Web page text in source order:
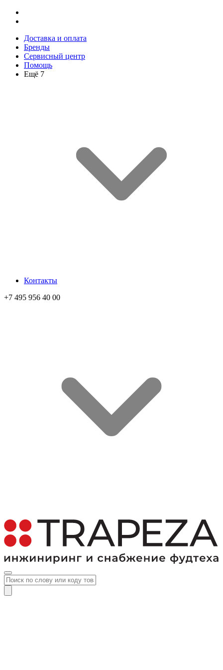
Доставка и оплата
Бренды
Сервисный центр
Помощь
Ещё 7
Контакты
+7 495 956 40 00